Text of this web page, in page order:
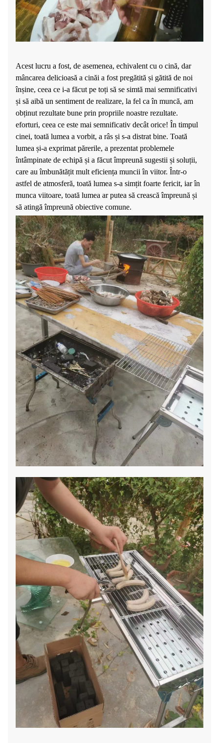
Acest lucru a fost, de asemenea, echivalent cu o cină, dar
mâncarea delicioasă a cinăi a fost pregătită și gătită de noi
înșine, ceea ce i-a făcut pe toți să se simtă mai semnificativi
și să aibă un sentiment de realizare, la fel ca în muncă, am
obținut rezultate bune prin propriile noastre rezultate.
eforturi, ceea ce este mai semnificativ decât orice! În timpul
cinei, toată lumea a vorbit, a râs și s-a distrat bine. Toată
lumea și-a exprimat părerile, a prezentat problemele
întâmpinate de echipă și a făcut împreună sugestii și soluții,
care au îmbunătățit mult eficiența muncii în viitor. Într-o
astfel de atmosferă, toată lumea s-a simțit foarte fericit, iar în
munca viitoare, toată lumea ar putea să crească împreună și
să atingă împreună obiective comune.